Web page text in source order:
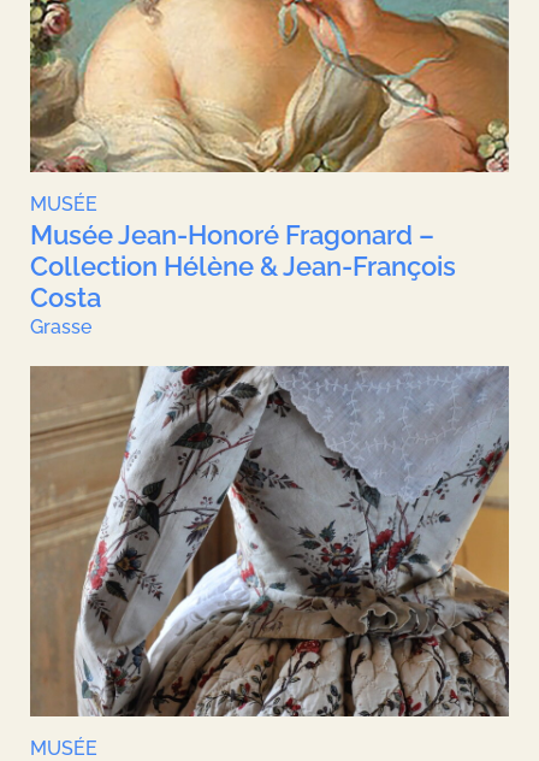
MUSÉE
Musée Jean-Honoré Fragonard –
Collection Hélène & Jean-François
Costa
Grasse
MUSÉE